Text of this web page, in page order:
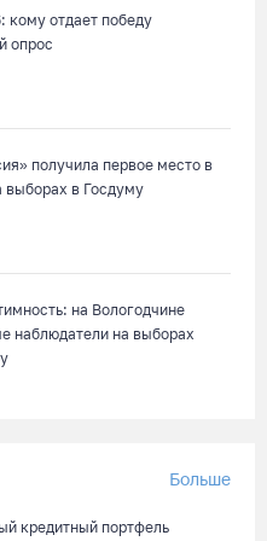
призом лотереи
баскетбола и
остановили за сутки
кому отдает победу
опрос
получила первое место в
выборах в Госдуму
на Вологодчине
наблюдатели на выборах
Больше
кредитный портфель